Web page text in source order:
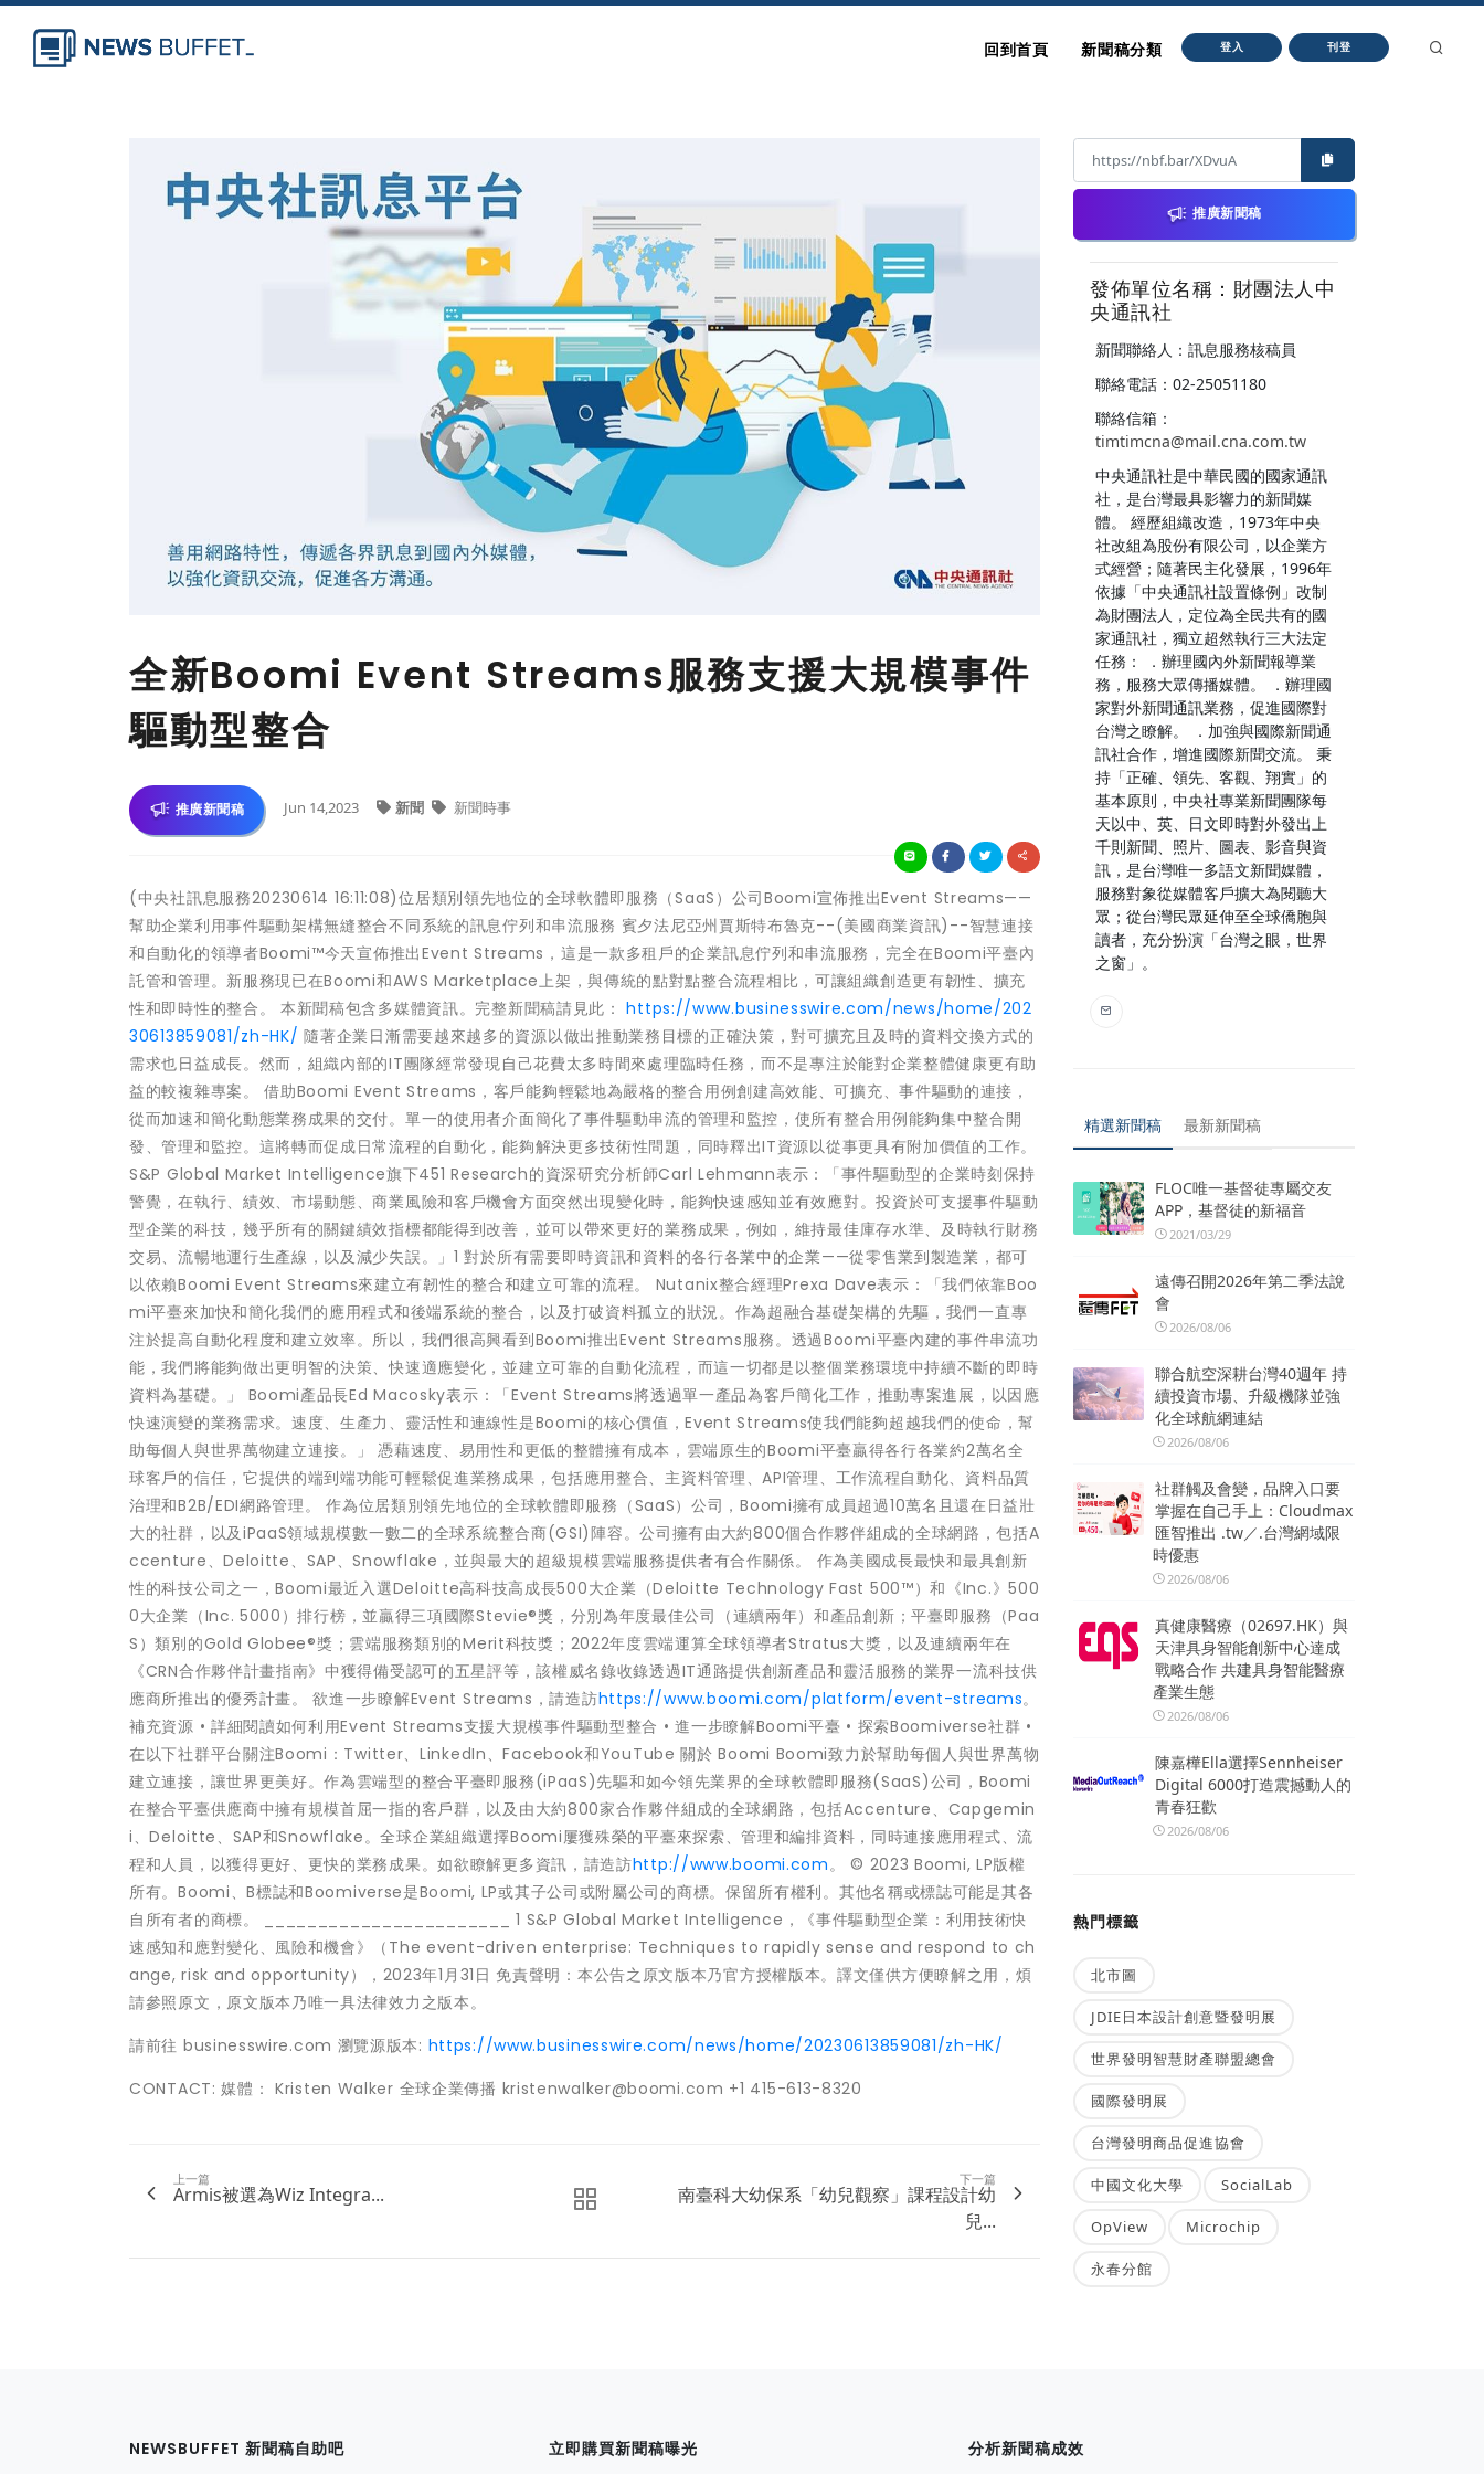
回到首頁 新聞稿分類 登入 刊登
全新Boomi Event Streams服務支援大規模事件
驅動型整合
推廣新聞稿 Jun 14,2023 新聞 新聞時事
(中央社訊息服務20230614 16:11:08)位居類別領先地位的全球軟體即服務（SaaS）公司Boomi宣佈推出Event Streams——
幫助企業利用事件驅動架構無縫整合不同系統的訊息佇列和串流服務 賓夕法尼亞州賈斯特布魯克--(美國商業資訊)--智慧連接
和自動化的領導者Boomi™今天宣佈推出Event Streams，這是一款多租戶的企業訊息佇列和串流服務，完全在Boomi平臺內
託管和管理。新服務現已在Boomi和AWS Marketplace上架，與傳統的點對點整合流程相比，可讓組織創造更有韌性、擴充
性和即時性的整合。 本新聞稿包含多媒體資訊。完整新聞稿請見此：https://www.businesswire.com/news/home/202
30613859081/zh-HK/ 隨著企業日漸需要越來越多的資源以做出推動業務目標的正確決策，對可擴充且及時的資料交換方式的
需求也日益成長。然而，組織內部的IT團隊經常發現自己花費太多時間來處理臨時任務，而不是專注於能對企業整體健康更有助
益的較複雜專案。 借助Boomi Event Streams，客戶能夠輕鬆地為嚴格的整合用例創建高效能、可擴充、事件驅動的連接，
從而加速和簡化動態業務成果的交付。單一的使用者介面簡化了事件驅動串流的管理和監控，使所有整合用例能夠集中整合開
發、管理和監控。這將轉而促成日常流程的自動化，能夠解決更多技術性問題，同時釋出IT資源以從事更具有附加價值的工作。
S&P Global Market Intelligence旗下451 Research的資深研究分析師Carl Lehmann表示：「事件驅動型的企業時刻保持
警覺，在執行、績效、市場動態、商業風險和客戶機會方面突然出現變化時，能夠快速感知並有效應對。投資於可支援事件驅動
型企業的科技，幾乎所有的關鍵績效指標都能得到改善，並可以帶來更好的業務成果，例如，維持最佳庫存水準、及時執行財務
交易、流暢地運行生產線，以及減少失誤。」1 對於所有需要即時資訊和資料的各行各業中的企業——從零售業到製造業，都可
以依賴Boomi Event Streams來建立有韌性的整合和建立可靠的流程。 Nutanix整合經理Prexa Dave表示：「我們依靠Boo
mi平臺來加快和簡化我們的應用程式和後端系統的整合，以及打破資料孤立的狀況。作為超融合基礎架構的先驅，我們一直專
注於提高自動化程度和建立效率。所以，我們很高興看到Boomi推出Event Streams服務。透過Boomi平臺內建的事件串流功
能，我們將能夠做出更明智的決策、快速適應變化，並建立可靠的自動化流程，而這一切都是以整個業務環境中持續不斷的即時
資料為基礎。」 Boomi產品長Ed Macosky表示：「Event Streams將透過單一產品為客戶簡化工作，推動專案進展，以因應
快速演變的業務需求。速度、生產力、靈活性和連線性是Boomi的核心價值，Event Streams使我們能夠超越我們的使命，幫
助每個人與世界萬物建立連接。」 憑藉速度、易用性和更低的整體擁有成本，雲端原生的Boomi平臺贏得各行各業約2萬名全
球客戶的信任，它提供的端到端功能可輕鬆促進業務成果，包括應用整合、主資料管理、API管理、工作流程自動化、資料品質
治理和B2B/EDI網路管理。 作為位居類別領先地位的全球軟體即服務（SaaS）公司，Boomi擁有成員超過10萬名且還在日益壯
大的社群，以及iPaaS領域規模數一數二的全球系統整合商(GSI)陣容。公司擁有由大約800個合作夥伴組成的全球網路，包括A
ccenture、Deloitte、SAP、Snowflake，並與最大的超級規模雲端服務提供者有合作關係。 作為美國成長最快和最具創新
性的科技公司之一，Boomi最近入選Deloitte高科技高成長500大企業（Deloitte Technology Fast 500™）和《Inc.》500
0大企業（Inc. 5000）排行榜，並贏得三項國際Stevie®獎，分別為年度最佳公司（連續兩年）和產品創新；平臺即服務（Paa
S）類別的Gold Globee®獎；雲端服務類別的Merit科技獎；2022年度雲端運算全球領導者Stratus大獎，以及連續兩年在
《CRN合作夥伴計畫指南》中獲得備受認可的五星評等，該權威名錄收錄透過IT通路提供創新產品和靈活服務的業界一流科技供
應商所推出的優秀計畫。 欲進一步瞭解Event Streams，請造訪https://www.boomi.com/platform/event-streams。
補充資源 • 詳細閱讀如何利用Event Streams支援大規模事件驅動型整合 • 進一步瞭解Boomi平臺 • 探索Boomiverse社群 •
在以下社群平台關注Boomi：Twitter、LinkedIn、Facebook和YouTube 關於 Boomi Boomi致力於幫助每個人與世界萬物
建立連接，讓世界更美好。作為雲端型的整合平臺即服務(iPaaS)先驅和如今領先業界的全球軟體即服務(SaaS)公司，Boomi
在整合平臺供應商中擁有規模首屈一指的客戶群，以及由大約800家合作夥伴組成的全球網路，包括Accenture、Capgemin
i、Deloitte、SAP和Snowflake。全球企業組織選擇Boomi屢獲殊榮的平臺來探索、管理和編排資料，同時連接應用程式、流
程和人員，以獲得更好、更快的業務成果。如欲瞭解更多資訊，請造訪http://www.boomi.com。 © 2023 Boomi, LP版權
所有。Boomi、B標誌和Boomiverse是Boomi, LP或其子公司或附屬公司的商標。保留所有權利。其他名稱或標誌可能是其各
自所有者的商標。 _______________________ 1 S&P Global Market Intelligence，《事件驅動型企業：利用技術快
速感知和應對變化、風險和機會》（The event-driven enterprise: Techniques to rapidly sense and respond to ch
ange, risk and opportunity），2023年1月31日 免責聲明：本公告之原文版本乃官方授權版本。譯文僅供方便瞭解之用，煩
請參照原文，原文版本乃唯一具法律效力之版本。
請前往 businesswire.com 瀏覽源版本: https://www.businesswire.com/news/home/20230613859081/zh-HK/
CONTACT: 媒體： Kristen Walker 全球企業傳播 kristenwalker@boomi.com +1 415-613-8320
上一篇
Armis被選為Wiz Integra...
下一篇
南臺科大幼保系「幼兒觀察」課程設計幼
兒...
推廣新聞稿
發佈單位名稱：財團法人中
央通訊社
新聞聯絡人：訊息服務核稿員
聯絡電話：02-25051180
聯絡信箱：
timtimcna@mail.cna.com.tw
中央通訊社是中華民國的國家通訊
社，是台灣最具影響力的新聞媒
體。 經歷組織改造，1973年中央
社改組為股份有限公司，以企業方
式經營；隨著民主化發展，1996年
依據「中央通訊社設置條例」改制
為財團法人，定位為全民共有的國
家通訊社，獨立超然執行三大法定
任務： ．辦理國內外新聞報導業
務，服務大眾傳播媒體。 ．辦理國
家對外新聞通訊業務，促進國際對
台灣之瞭解。 ．加強與國際新聞通
訊社合作，增進國際新聞交流。 秉
持「正確、領先、客觀、翔實」的
基本原則，中央社專業新聞團隊每
天以中、英、日文即時對外發出上
千則新聞、照片、圖表、影音與資
訊，是台灣唯一多語文新聞媒體，
服務對象從媒體客戶擴大為閱聽大
眾；從台灣民眾延伸至全球僑胞與
讀者，充分扮演「台灣之眼，世界
之窗」。
精選新聞稿 最新新聞稿
FLOC唯一基督徒專屬交友
APP，基督徒的新福音
2021/03/29
遠傳召開2026年第二季法說
會
2026/08/06
聯合航空深耕台灣40週年 持
續投資市場、升級機隊並強
化全球航網連結
2026/08/06
社群觸及會變，品牌入口要
掌握在自己手上：Cloudmax
匯智推出 .tw／.台灣網域限
時優惠
2026/08/06
真健康醫療（02697.HK）與
天津具身智能創新中心達成
戰略合作 共建具身智能醫療
產業生態
2026/08/06
陳嘉樺Ella選擇Sennheiser
Digital 6000打造震撼動人的
青春狂歡
2026/08/06
熱門標籤
北市圖
JDIE日本設計創意暨發明展
世界發明智慧財產聯盟總會
國際發明展
台灣發明商品促進協會
中國文化大學 SocialLab
OpView Microchip
永春分館
NEWSBUFFET 新聞稿自助吧 立即購買新聞稿曝光 分析新聞稿成效